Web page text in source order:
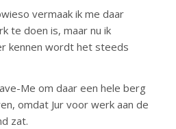
vermaak ik me daar
te doen is, maar nu ik
kennen wordt het steeds
Me om daar een hele berg
omdat Jur voor werk aan de
zat.